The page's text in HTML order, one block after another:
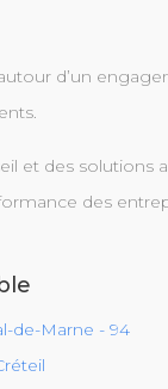
d’un
et des solutions
des
de-Marne - 94